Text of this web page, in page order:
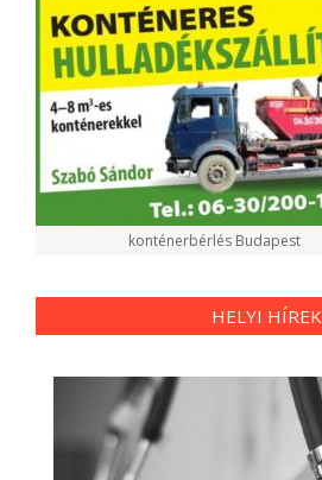
konténerbérlés Budapest
HELYI HÍREK